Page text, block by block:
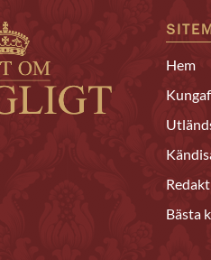
Hem
Bästa